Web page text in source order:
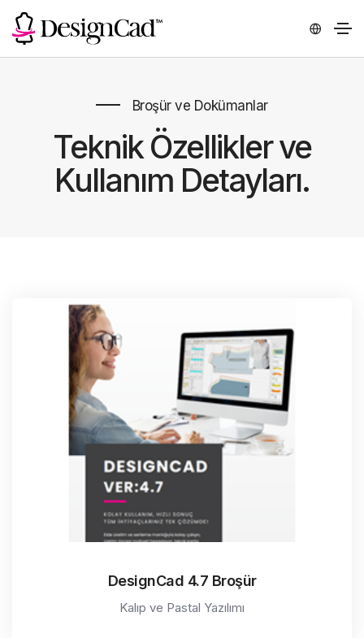
Broşür ve Dokümanlar
Teknik Özellikler ve
Kullanım Detayları.
DesignCad 4.7 Broşür
Kalıp ve Pastal Yazılımı